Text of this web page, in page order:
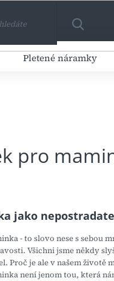
HLEDAT
Pletené náramky
pro
jako
- to slovo nese s sebou
Všichni jsme někdy
Proč je ale v našem životě
není jenom tou, která